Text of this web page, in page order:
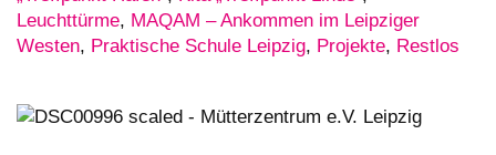
Leuchttürme, MAQAM – Ankommen im Leipziger
Westen, Praktische Schule Leipzig, Projekte, Restlos